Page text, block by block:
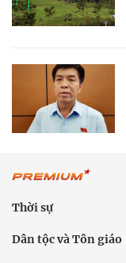
Thời sự
Dân tộc và Tôn giáo